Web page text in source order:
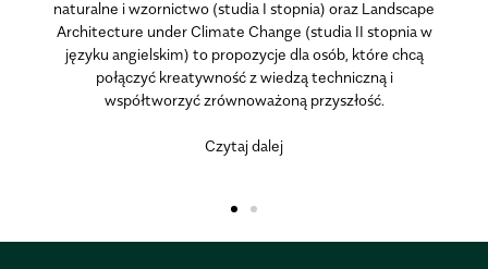
naturalne i wzornictwo (studia I stopnia) oraz Landscape
Architecture under Climate Change (studia II stopnia w
języku angielskim) to propozycje dla osób, które chcą
połączyć kreatywność z wiedzą techniczną i
współtworzyć zrównoważoną przyszłość.
Czytaj dalej